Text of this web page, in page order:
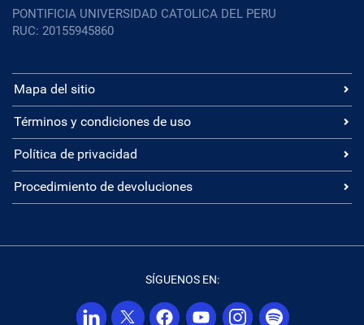
PONTIFICIA UNIVERSIDAD CATOLICA DEL PERU
RUC: 20155945860
Mapa del sitio
Términos y condiciones de uso
Política de privacidad
Procedimiento de devoluciones
SÍGUENOS EN: